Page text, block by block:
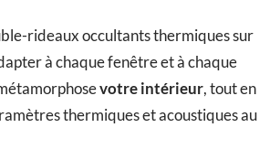
rideaux occultants thermiques sur
à chaque fenêtre et à chaque
votre intérieur, tout en
thermiques et acoustiques au